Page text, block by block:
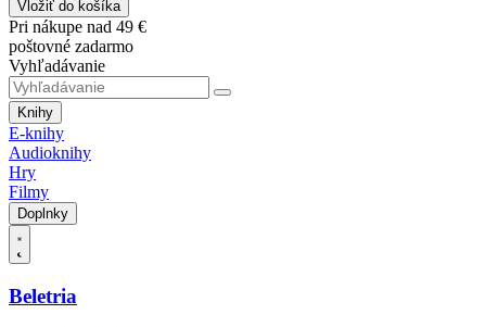
Vložiť do košíka
Pri nákupe nad 49 €
poštovné zadarmo
Vyhľadávanie
Knihy
E-knihy
Audioknihy
Hry
Filmy
Doplnky
Beletria